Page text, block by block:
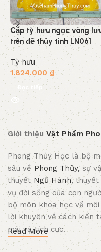
Cặp tỳ hưu ngọc vàng
trên đế thủy tinh LN061
Tỳ hưu
1.824.000 ₫
Đọc tiếp
Giới thiệuVật Phẩm
Phong Thủy Học là bộ
sâu về Phong Thủy,sự
thuyết Ngũ Hành, thuyết
vụ đời sống của con
bộ môn khoa học về
lời khuyên về cách kiến
mái và tích cực.
Read More